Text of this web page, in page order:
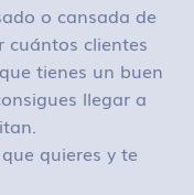
o cansada de
cuántos clientes
tienes un buen
llegar a
quieres y te